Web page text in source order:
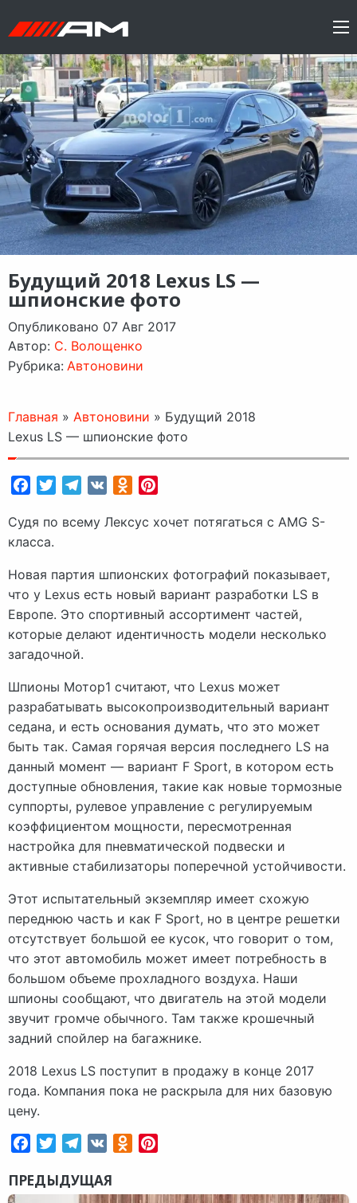
Будущий 2018 Lexus LS —
шпионские фото
Опубликовано 07 Авг 2017
Автор: C. Волощенко
Рубрика: Автоновини
Главная » Автоновини » Будущий 2018
Lexus LS — шпионские фото
FacebookTwitterTelegram
VK Odnoklassniki
Судя по всему Лексус хочет потягаться с AMG S-
класса.
Новая партия шпионских фотографий показывает,
что у Lexus есть новый вариант разработки LS в
Европе. Это спортивный ассортимент частей,
которые делают идентичность модели несколько
загадочной.
Шпионы Мотор1 считают, что Lexus может
разрабатывать высокопроизводительный вариант
седана, и есть основания думать, что это может
быть так. Самая горячая версия последнего LS на
данный момент — вариант F Sport, в котором есть
доступные обновления, такие как новые тормозные
суппорты, рулевое управление с регулируемым
коэффициентом мощности, пересмотренная
настройка для пневматической подвески и
активные стабилизаторы поперечной устойчивости.
Этот испытательный экземпляр имеет схожую
переднюю часть и как F Sport, но в центре решетки
отсутствует большой ее кусок, что говорит о том,
что этот автомобиль может имеет потребность в
большом объеме прохладного воздуха. Наши
шпионы сообщают, что двигатель на этой модели
звучит громче обычного. Там также крошечный
задний спойлер на багажнике.
2018 Lexus LS поступит в продажу в конце 2017
года. Компания пока не раскрыла для них базовую
цену.
FacebookTwitterTelegram
VK Odnoklassniki
ПРЕДЫДУЩАЯ